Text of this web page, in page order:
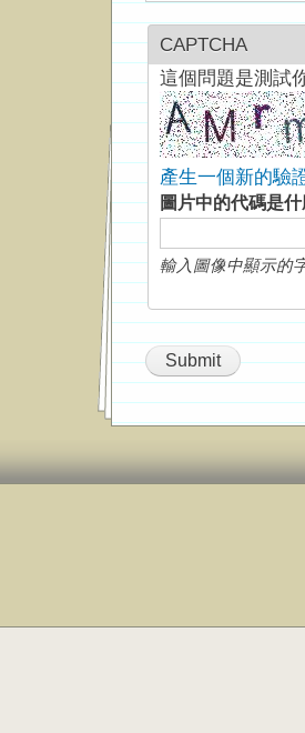
CAPTCHA
這個問題是測試
產生一個新的驗
圖片中的代碼是
輸入圖像中顯示的